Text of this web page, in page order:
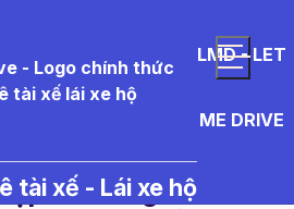
LMD - LET
ME DRIVE
tài xế - Lái xe hộ
với vang đỏ - Tin